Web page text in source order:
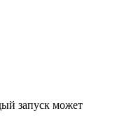
запуск может